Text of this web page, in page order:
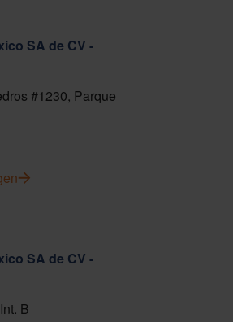
SA de CV -
#1230, Parque
SA de CV -
B